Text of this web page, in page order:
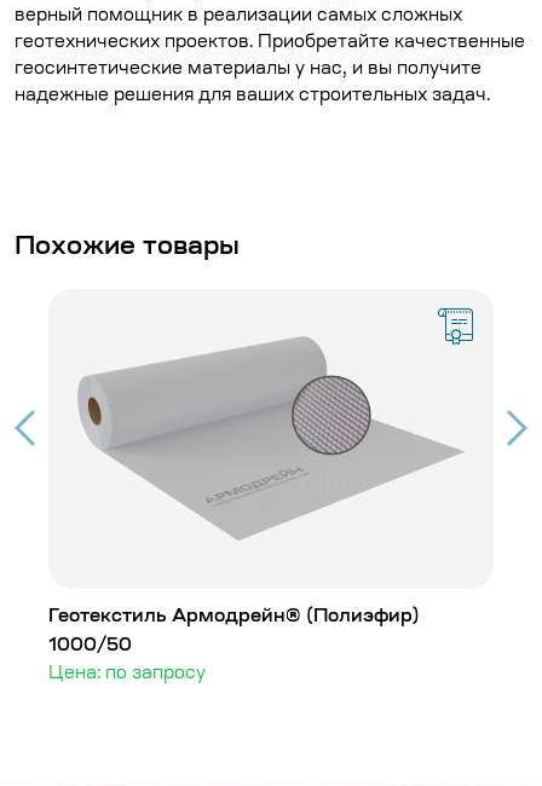
верный помощник в реализации самых сложных
геотехнических проектов. Приобретайте качественные
геосинтетические материалы у нас, и вы получите
надежные решения для ваших строительных задач.
Похожие товары
Геотекстиль Армодрейн® (Полиэфир)
1000/50
Цена: по запросу